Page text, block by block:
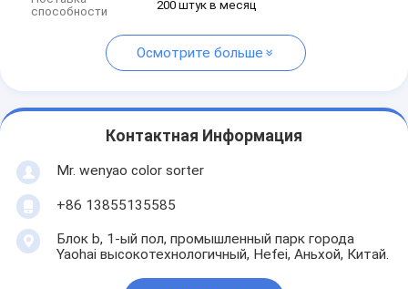
способности
200 штук в месяц
Осмотрите больше
Контактная Информация
Mr. wenyao color sorter
+86 13855135585
Блок b, 1-ый пол, промышленный парк города
Yaohai высокотехнологичный, Hefei, Аньхой, Китай.